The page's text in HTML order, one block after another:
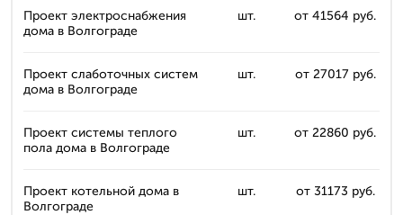
Проект электроснабжения
дома в Волгограде
шт. от 41564 руб.
Проект слаботочных систем
дома в Волгограде
шт. от 27017 руб.
Проект системы теплого
пола дома в Волгограде
шт. от 22860 руб.
Проект котельной дома в
Волгограде
шт. от 31173 руб.